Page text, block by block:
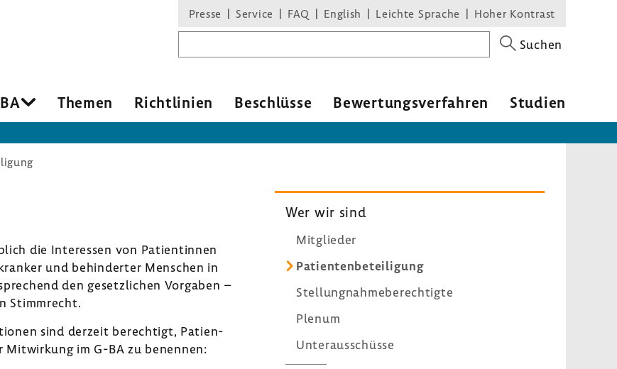
Presse Service FAQ English Leichte Sprache Hoher Kontrast
Suchen
Themen Richt­li­nien Beschlüsse Bewer­tungs­ver­fahren Studien
die Inter­essen von Pati­en­tinnen
und behin­derter Menschen in
den gesetz­li­chen Vorgaben –
Stimm­recht.
sind derzeit berech­tigt, Pati­en­
im G-BA zu benennen:
Wer wir sind
Mitglieder
Pati­en­ten­be­tei­li­gung
Stel­lung­nah­me­be­rech­tigte
Plenum
Unter­aus­schüsse